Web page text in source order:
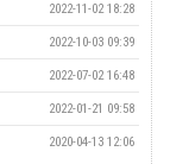
2022-11-02 18:28
2022-10-03 09:39
2022-07-02 16:48
2022-01-21 09:58
2020-04-13 12:06